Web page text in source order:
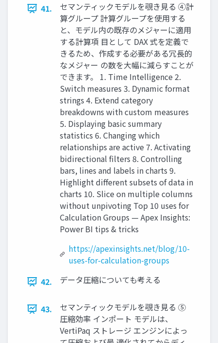
41.
セマンティックモデルを覗き見る ④計
算グループ 計算グループを使用する
と、モデル内の既存のメジャーに適用
する計算項 目として DAX 式を定義で
きるため、作成する必要がある冗長的
なメジャー の数を大幅に減らすことが
できます。 1. Time Intelligence 2.
Switch measures 3. Dynamic format
strings 4. Extend category
breakdowns with custom measures
5. Displaying basic summary
statistics 6. Changing which
relationships are active 7. Activating
bidirectional filters 8. Controlling
bars, lines and labels in charts 9.
Highlight different subsets of data in
charts 10. Slice on multiple columns
without unpivoting Top 10 uses for
Calculation Groups — Apex Insights:
Power BI tips & tricks
https://apexinsights.net/blog/10-
uses-for-calculation-groups
42.
データ圧縮についても考える
43.
セマンティックモデルを覗き見る ⑤
圧縮効率 インポート モデルは、
VertiPaq ストレージ エンジンによっ